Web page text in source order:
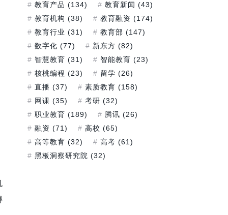
教育产品 (134) 教育新闻 (43)
教育机构 (38) 教育融资 (174)
教育行业 (31) 教育部 (147)
数字化 (77) 新东方 (82)
智慧教育 (31) 智能教育 (23)
核桃编程 (23) 留学 (26)
直播 (37) 素质教育 (158)
网课 (35) 考研 (32)
职业教育 (189) 腾讯 (26)
融资 (71) 高校 (65)
高等教育 (32) 高考 (61)
黑板洞察研究院 (32)